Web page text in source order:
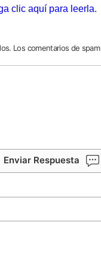
clic aquí para leerla.
Los comentarios de
Enviar Respuesta